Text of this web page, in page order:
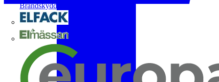
Brandskyddsföreningen